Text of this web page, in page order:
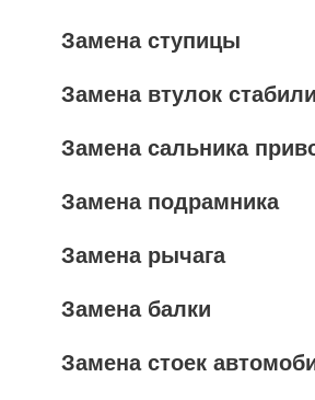
Замена ступицы
Замена втулок
Замена сальника
Замена подрамника
Замена рычага
Замена балки
Замена стоек